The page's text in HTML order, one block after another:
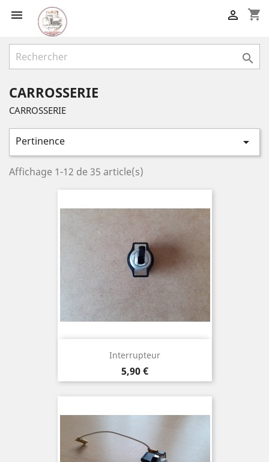
 shopping_cart


CARROSSERIE
CARROSSERIE
Pertinence 
Affichage 1-12 de 35 article(s)
Interrupteur
Prix
5,90 €